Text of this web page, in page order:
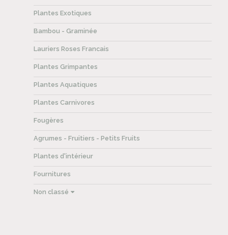
Plantes Exotiques
Bambou - Graminée
Lauriers Roses Francais
Plantes Grimpantes
Plantes Aquatiques
Plantes Carnivores
Fougères
Agrumes - Fruitiers - Petits Fruits
Plantes d'intérieur
Fournitures
Non classé